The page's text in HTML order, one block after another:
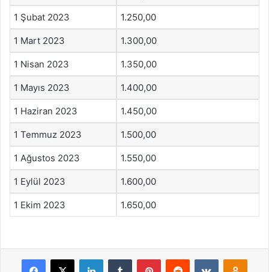
1 Şubat 2023 1.250,00
1 Mart 2023 1.300,00
1 Nisan 2023 1.350,00
1 Mayıs 2023 1.400,00
1 Haziran 2023 1.450,00
1 Temmuz 2023 1.500,00
1 Ağustos 2023 1.550,00
1 Eylül 2023 1.600,00
1 Ekim 2023 1.650,00
Facebook
X LinkedInTumblr PinterestReddit VKontakte